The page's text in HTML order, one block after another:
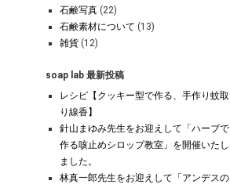
石鹸写真 (22)
石鹸素材について (13)
雑貨 (12)
soap lab 最新投稿
レシピ【クッキー型で作る、手作り蚊取
り線香】
針山まゆみ先生をお迎えして「ハーブで
作る咳止めシロップ教室」を開催いたし
ました。
林真一郎先生をお迎えして「アンデスの